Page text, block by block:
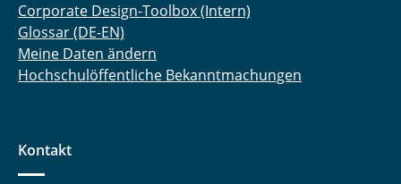
Corporate Design-Toolbox (Intern)
Glossar (DE-EN)
Meine Daten ändern
Hochschulöffentliche Bekanntmachungen
Kontakt